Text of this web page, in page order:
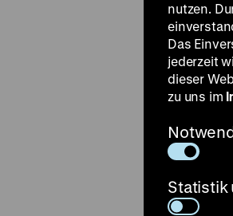
nutzen.
Das
jederzeit
dieser
zu uns im
Statistik